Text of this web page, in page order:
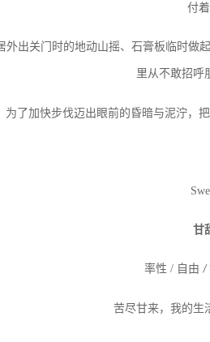
付着
外出关门时的地动山摇、石膏板临时做
里从不敢招呼
为了加快步伐迈出眼前的昏暗与泥泞，
甘
率性 / 自由 /
苦尽甘来，我的生